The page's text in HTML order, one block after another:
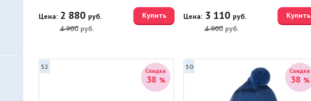
Цена: 2 880 руб.
4 900 руб.
Купить Цена:3 110 руб.
4 900 руб.
Купить
Скидка
38 %
52
Скидка
38 %
50